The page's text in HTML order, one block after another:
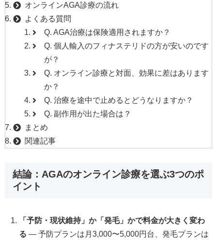
オンラインAGA診療の流れ
よくある質問
Q. AGA治療は保険適用されますか？
Q. 個人輸入のフィナステリドの方が安いのです
が？
Q. オンライン診療と対面、効果に差はあります
か？
Q. 治療を途中で止めるとどうなりますか？
Q. 副作用が出た場合は？
まとめ
関連記事
結論：AGAのオンライン診療を選ぶ3つのポ
イント
「予防・現状維持」か「発毛」かで料金が大きく変わ
る — 予防プランは月3,000〜5,000円台、発毛プランは